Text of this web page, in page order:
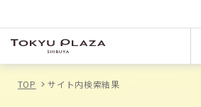
TOP サイト内検索結果